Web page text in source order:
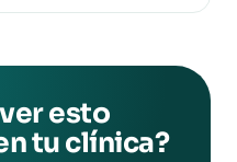
esto
tu clínica?